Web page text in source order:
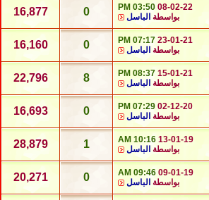
08-02-22
03:50 PM
بواسطة الباسل 0
16,877
23-01-21
07:17 PM
بواسطة الباسل 0
16,160
15-01-21
08:37 PM
بواسطة الباسل 8
22,796
02-12-20
07:29 PM
بواسطة الباسل 0
16,693
13-01-19
10:16 AM
بواسطة الباسل 1
28,879
09-01-19
09:46 AM
بواسطة الباسل 0
20,271